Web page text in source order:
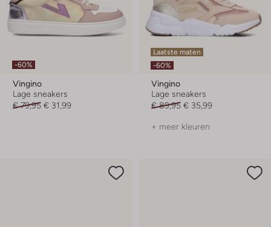
-60%
Vingino
Lage sneakers
€ 79,95 € 31,99
Laatste maten
-60%
Vingino
Lage sneakers
€ 89,95 € 35,99
+ meer kleuren